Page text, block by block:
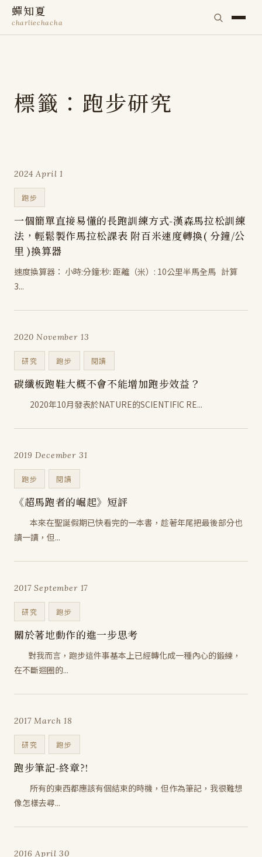
蟬知夏
charliechacha
標籤：跑步研究
2024 April 1
跑步
一個簡單直接易懂的長跑訓練方式-漢森馬拉松訓練
法，輕鬆製作馬拉松課表 附百米速度轉換( 分鐘/公
里 )換算器
速度換算器： 小時:分鐘:秒: 距離（米）: 10公里半馬全馬 計算
3...
2020 November 13
研究 跑步 閱讀
碳纖板跑鞋大概不會不能增加跑步效益？
2020年10月發表於NATURE的SCIENTIFIC RE...
2019 December 31
跑步 閱讀
《超馬跑者的崛起》短評
本來在聖誕假期已快看完的一本書，趁著年尾把最後部分也
讀一讀，但...
2017 September 17
研究 跑步
關於著地動作的進一步思考
對我而言，跑步這件事基本上已經轉化成一種內心的鍛練，
在不斷迴圈的...
2017 March 18
研究 跑步
跑步筆記-終章?!
所有的東西都應該有個結束的時機，但作為筆記，我很難想
像怎樣去尋...
2016 April 30